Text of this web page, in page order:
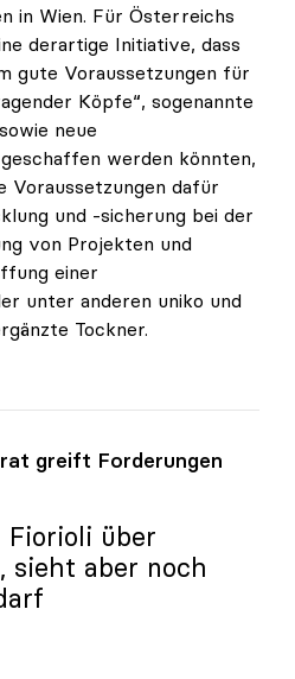
in Wien. Für Österreichs
derartige Initiative, dass
gute Voraussetzungen für
Köpfe“, sogenannte
neue
werden könnten,
Voraussetzungen dafür
und -sicherung bei der
von Projekten und
einer
unter anderen uniko und
Tockner.
für
greift Forderungen
Fiorioli über
sieht aber noch